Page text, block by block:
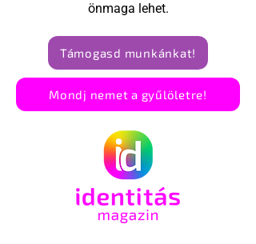
önmaga lehet.
Támogasd munkánkat!
Mondj nemet a gyűlöletre!